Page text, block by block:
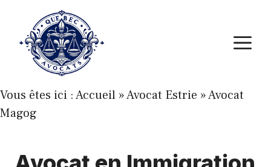
contenu
Vous êtes ici :Accueil »Avocat Estrie »Avocat
Magog